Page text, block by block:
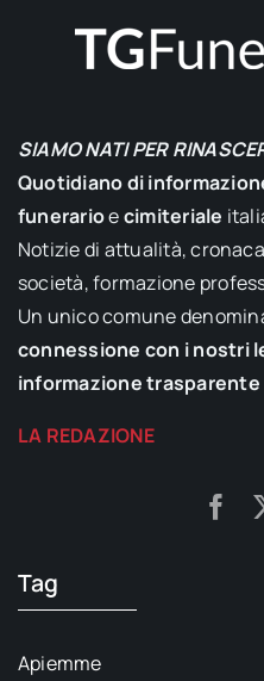
SIAMO NATI PER
Quotidiano di
funerarioecimiteriale
Notizie di attualità,
società, formazione
Un unico comune
connessione con i nostri
informazione trasparente
LA REDAZIONE
Tag
Apiemme